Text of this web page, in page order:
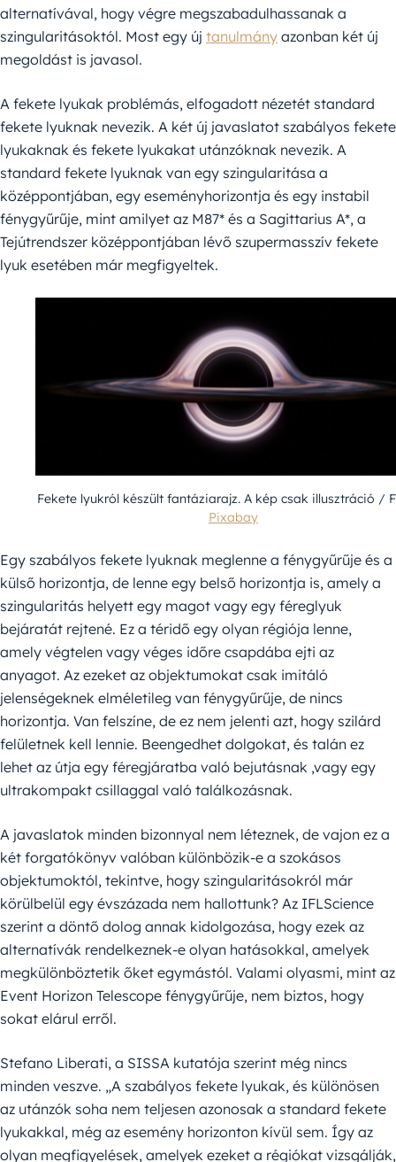
alternatívával, hogy végre megszabadulhassanak a
szingularitásoktól. Most egy új tanulmány azonban két új
megoldást is javasol.
A fekete lyukak problémás, elfogadott nézetét standard
fekete lyuknak nevezik. A két új javaslatot szabályos fekete
lyukaknak és fekete lyukakat utánzóknak nevezik. A
standard fekete lyuknak van egy szingularitása a
középpontjában, egy eseményhorizontja és egy instabil
fénygyűrűje, mint amilyet az M87* és a Sagittarius A*, a
Tejútrendszer középpontjában lévő szupermasszív fekete
lyuk esetében már megfigyeltek.
Fekete lyukról készült fantáziarajz. A kép csak illusztráció /
Pixabay
Egy szabályos fekete lyuknak meglenne a fénygyűrűje és a
külső horizontja, de lenne egy belső horizontja is, amely a
szingularitás helyett egy magot vagy egy féreglyuk
bejáratát rejtené. Ez a téridő egy olyan régiója lenne,
amely végtelen vagy véges időre csapdába ejti az
anyagot. Az ezeket az objektumokat csak imitáló
jelenségeknek elméletileg van fénygyűrűje, de nincs
horizontja. Van felszíne, de ez nem jelenti azt, hogy szilárd
felületnek kell lennie. Beengedhet dolgokat, és talán ez
lehet az útja egy féregjáratba való bejutásnak ,vagy egy
ultrakompakt csillaggal való találkozásnak.
A javaslatok minden bizonnyal nem léteznek, de vajon ez a
két forgatókönyv valóban különbözik-e a szokásos
objektumoktól, tekintve, hogy szingularitásokról már
körülbelül egy évszázada nem hallottunk? Az IFLScience
szerint a döntő dolog annak kidolgozása, hogy ezek az
alternatívák rendelkeznek-e olyan hatásokkal, amelyek
megkülönböztetik őket egymástól. Valami olyasmi, mint az
Event Horizon Telescope fénygyűrűje, nem biztos, hogy
sokat elárul erről.
Stefano Liberati, a SISSA kutatója szerint még nincs
minden veszve. „A szabályos fekete lyukak, és különösen
az utánzók soha nem teljesen azonosak a standard fekete
lyukakkal, még az esemény horizonton kívül sem. Így az
olyan megfigyelések, amelyek ezeket a régiókat vizsgálják,